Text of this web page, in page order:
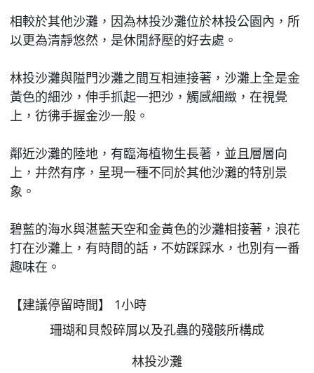
相較於其他沙灘，因為林投沙灘位於林投公園內，所
以更為清靜悠然，是休閒紓壓的好去處。
林投沙灘與隘門沙灘之間互相連接著，沙灘上全是金
黃色的細沙，伸手抓起一把沙，觸感細緻，在視覺
上，彷彿手握金沙一般。
鄰近沙灘的陸地，有臨海植物生長著，並且層層向
上，井然有序，呈現一種不同於其他沙灘的特別景
象。
碧藍的海水與湛藍天空和金黃色的沙灘相接著，浪花
打在沙灘上，有時間的話，不妨踩踩水，也別有一番
趣味在。
【建議停留時間】 1小時
珊瑚和貝殼碎屑以及孔蟲的殘骸所構成
林投沙灘